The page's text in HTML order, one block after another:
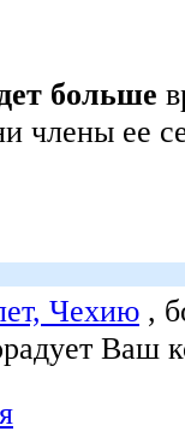
больше
члены ее
Чехию ,
Ваш